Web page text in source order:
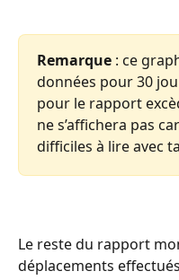
Remarque : ce
données pour 30
pour le rapport
ne s’affichera pas
difficiles à lire avec
Le reste du rapport
déplacements